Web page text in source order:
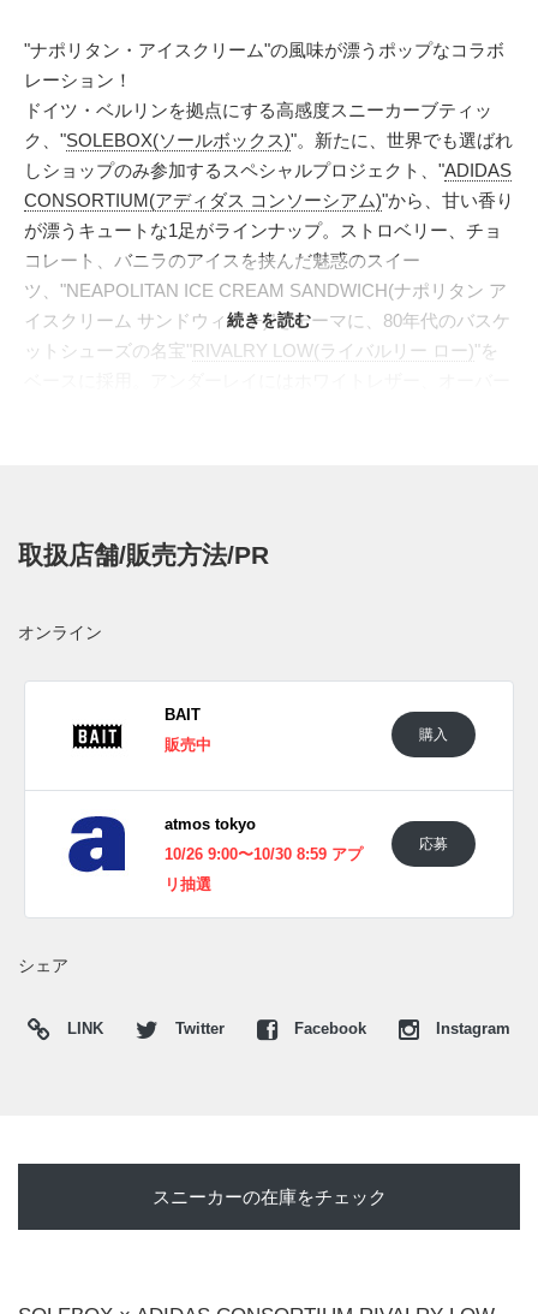
"ナポリタン・アイスクリーム"の風味が漂うポップなコラボ
レーション！
ドイツ・ベルリンを拠点にする高感度スニーカーブティッ
ク、"SOLEBOX(ソールボックス)"。新たに、世界でも選ばれ
しショップのみ参加するスペシャルプロジェクト、"ADIDAS
CONSORTIUM(アディダス コンソーシアム)"から、甘い香り
が漂うキュートな1足がラインナップ。ストロベリー、チョ
コレート、バニラのアイスを挟んだ魅惑のスイー
ツ、"NEAPOLITAN ICE CREAM SANDWICH(ナポリタン ア
イスクリーム サンドウィッチ)"をテーマに、80年代のバスケ
ットシューズの名宝"RIVALRY LOW(ライバルリー ロー)"を
や、ソールユニットもクリーミーに彩色。ヒールには両者の
な情報が入り次第、スニーカーウォーズのTwitterやFacebook
などで報告したい。
続きを読む
取扱店舗/販売方法/PR
オンライン
BAIT
販売中
購入
atmos tokyo
10/26 9:00〜10/30 8:59 アプ
リ抽選
応募
シェア
LINK Twitter Facebook Instagram
スニーカーの在庫をチェック